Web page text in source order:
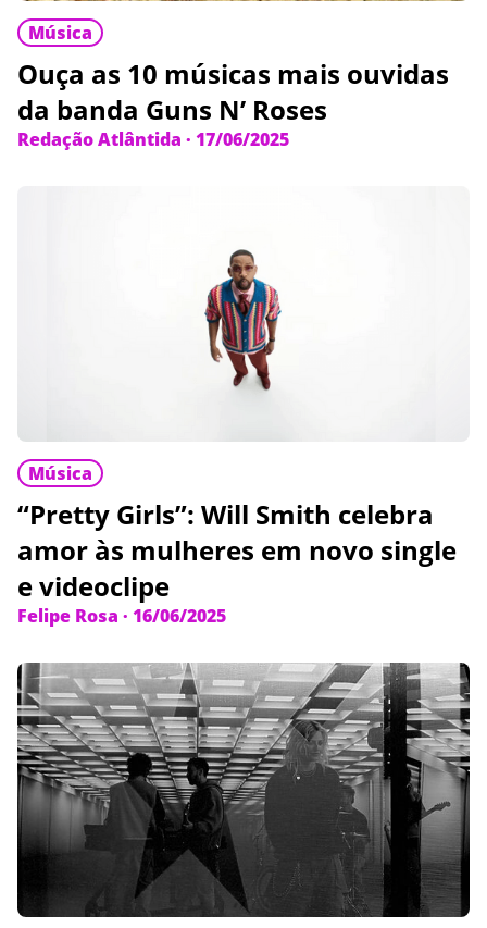
Música
Ouça as 10 músicas mais ouvidas
da banda Guns N’ Roses
Redação Atlântida · 17/06/2025
Música
“Pretty Girls”: Will Smith celebra
amor às mulheres em novo single
e videoclipe
Felipe Rosa · 16/06/2025